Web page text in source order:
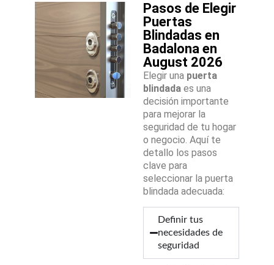
Pasos de Elegir
Puertas
Blindadas en
Badalona en
August 2026
Elegir una puerta
blindada es una
decisión importante
para mejorar la
seguridad de tu hogar
o negocio. Aquí te
detallo los pasos
clave para
seleccionar la puerta
blindada adecuada:
Definir tus
necesidades de
seguridad